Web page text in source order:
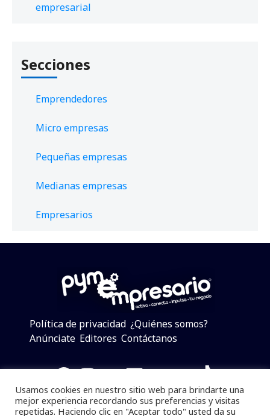
empresarial
Secciones
Emprendedores
Micro empresas
Pequeñas empresas
Medianas empresas
Empresarios
Política de privacidad ¿Quiénes somos?
Anúnciate Editores Contáctanos
Facebook
Instagram
Twitter
LinkedIn
Telegram
YouTube
TikTok
Usamos cookies en nuestro sitio web para brindarte una
mejor experiencia recordando sus preferencias y visitas
repetidas. Haciendo clic en "Aceptar todo" usted da su